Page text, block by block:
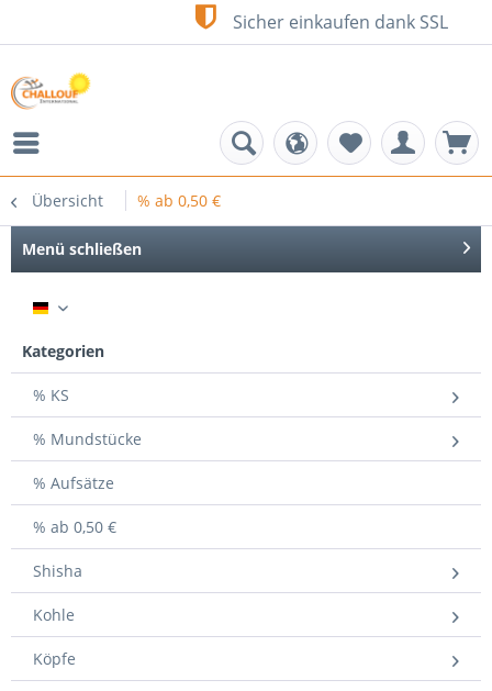
Sicher einkaufen dank SSL
Übersicht % ab 0,50 €
Menü schließen
DE
Kategorien
% KS
% Mundstücke
% Aufsätze
% ab 0,50 €
Shisha
Kohle
Köpfe